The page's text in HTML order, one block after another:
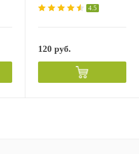
4.5
120 руб.